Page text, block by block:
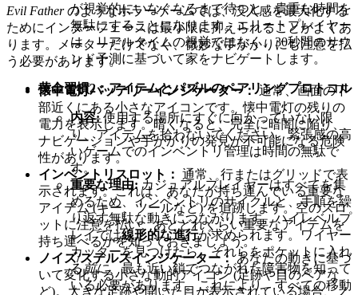
Evil Fatherのようなホラーゲームでは、没入感を最大化する
ためにインターフェースは最小限に抑えられることがよくあ
ります。メーターだけでなく、微妙な手がかりにも注意を払
う必要があります。
懐中電灯バッテリーインジケーター：通常、画面の下
部近くにある小さなアイコンです。懐中電灯の残りの
電力を表示します。暗くなると、完全に暗闇に陥り、
ナビゲーションや手がかりの発見が不可能になる危険
性があります。
インベントリスロット： 通常、行またはグリッドで表
示されます。これは、あなたが持ち運んでいる重要な
アイテム (キー、ツールなど) を追跡します。空のスロ
ットに注意を払い、あとどれくらい重要なアイテムを
持ち運べるかを知っておきましょう。
ノイズ/ステルスインジケーター：あなたの動きに基づ
いて変化する小さな動的アイコン (足跡や目のペアな
ど)。大きな足跡や開いた目が表示されている場合、ノ
が視覚的にいなくなるまで待つと、貴重な時間を
無駄にすることになります。エリートプレイヤー
は、リアルタイムの視覚ではなく、30秒間のサウ
ンド予測に基づいて家をナビゲートします。
黄金習慣2：アイテムとパズルのペアリングプロトコル
内容:使用する場所にすぐに向かっていない限
り、アイテムを拾わないでください。緊張感の高
いゲームでのインベントリ管理は時間の無駄で
す。
重要な理由: カジュアルプレイヤーはすべてを集
めるため、インベントリのサイクルと、手順を繰
り返す無駄な動きにつながります。ハイレベルプ
レイでは線形的な進行が求められます。ワイヤー
カッターを見つけたら、それらをポケットに入れ
る前に、最も近い鎖でつながれた障害物を知って
いる必要があります。これにより、すべての移動